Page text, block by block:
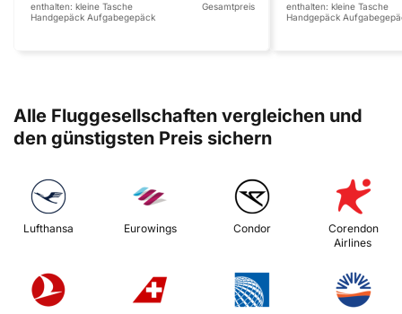
enthalten: kleine Tasche
Handgepäck Aufgabegepäck
Gesamtpreis enthalten: kleine Tasche
Handgepäck
Alle Fluggesellschaften vergleichen und
den günstigsten Preis sichern
Lufthansa Eurowings Condor
Corendon
Airlines